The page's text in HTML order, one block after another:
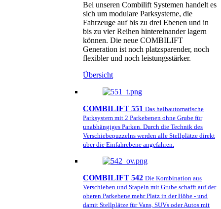
Bei unseren Combilift Systemen handelt es
sich um modulare Parksysteme, die
Fahrzeuge auf bis zu drei Ebenen und in
bis zu vier Reihen hintereinander lagern
können. Die neue COMBILIFT
Generation ist noch platzsparender, noch
flexibler und noch leistungsstärker.
Übersicht
COMBILIFT 551 Das halbautomatische
Parksystem mit 2 Parkebenen ohne Grube für
unabhängiges Parken. Durch die Technik des
Verschiebepuzzelns werden alle Stellplätze direkt
über die Einfahrebene angefahren.
COMBILIFT 542 Die Kombination aus
Verschieben und Stapeln mit Grube schafft auf der
oberen Parkebene mehr Platz in der Höhe - und
damit Stellplätze für Vans, SUVs oder Autos mit